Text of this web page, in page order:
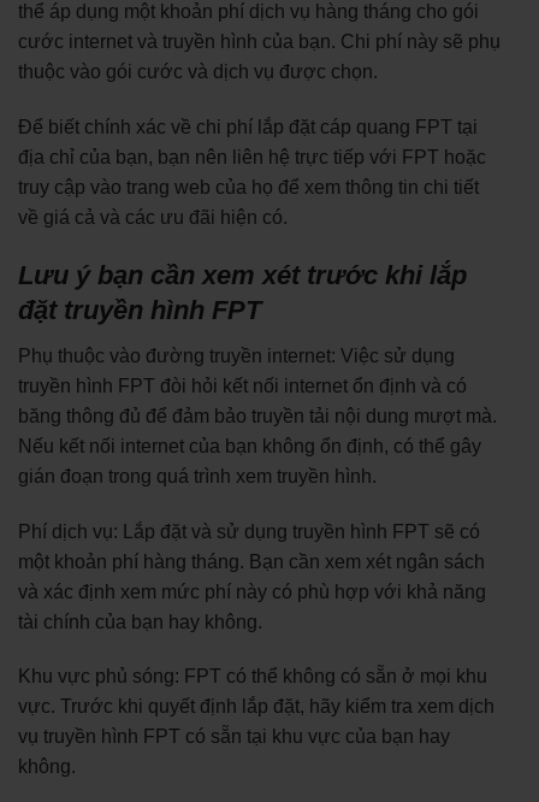
thể áp dụng một khoản phí dịch vụ hàng tháng cho gói
cước internet và truyền hình của bạn. Chi phí này sẽ phụ
thuộc vào gói cước và dịch vụ được chọn.
Để biết chính xác về chi phí lắp đặt cáp quang FPT tại
địa chỉ của bạn, bạn nên liên hệ trực tiếp với FPT hoặc
truy cập vào trang web của họ để xem thông tin chi tiết
về giá cả và các ưu đãi hiện có.
Lưu ý bạn cần xem xét trước khi lắp
đặt truyền hình FPT
Phụ thuộc vào đường truyền internet: Việc sử dụng
truyền hình FPT đòi hỏi kết nối internet ổn định và có
băng thông đủ để đảm bảo truyền tải nội dung mượt mà.
Nếu kết nối internet của bạn không ổn định, có thể gây
gián đoạn trong quá trình xem truyền hình.
Phí dịch vụ: Lắp đặt và sử dụng truyền hình FPT sẽ có
một khoản phí hàng tháng. Bạn cần xem xét ngân sách
và xác định xem mức phí này có phù hợp với khả năng
tài chính của bạn hay không.
Khu vực phủ sóng: FPT có thể không có sẵn ở mọi khu
vực. Trước khi quyết định lắp đặt, hãy kiểm tra xem dịch
vụ truyền hình FPT có sẵn tại khu vực của bạn hay
không.